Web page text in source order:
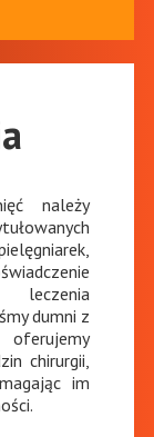
należy
leczenia
dumni z
chirurgii,
im